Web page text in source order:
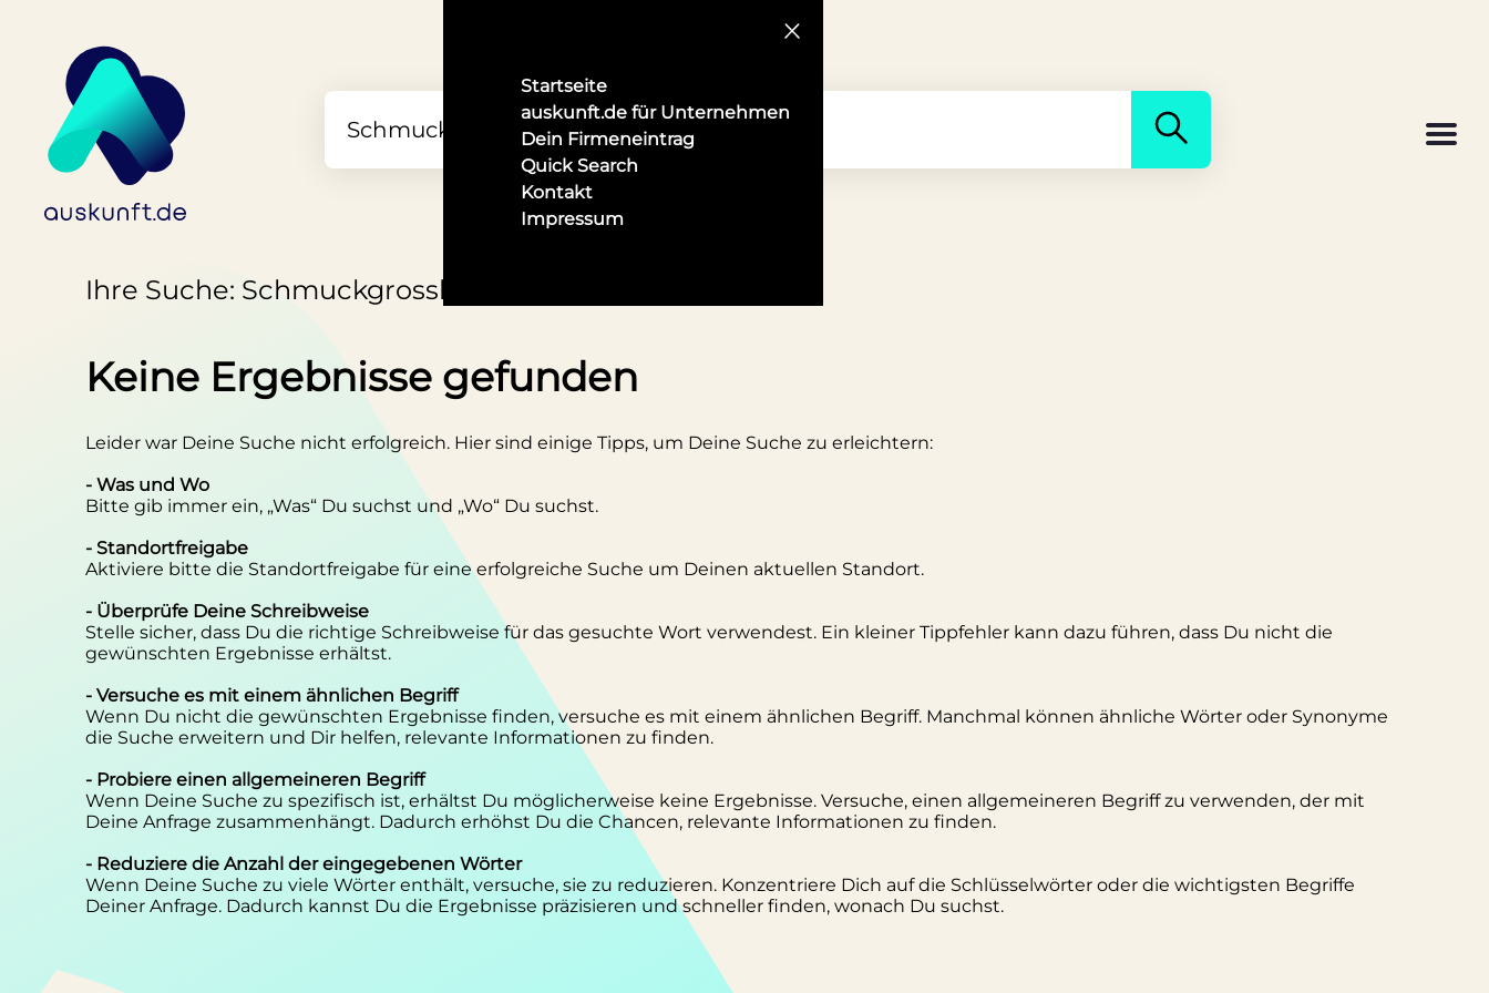
Startseite
auskunft.de für Unternehmen
Dein Firmeneintrag
Quick Search
Kontakt
Impressum
Ihre Suche: Schmuckgrosshandel in Ludwigshafen
Keine Ergebnisse gefunden
Leider war Deine Suche nicht erfolgreich. Hier sind einige Tipps, um Deine Suche zu erleichtern:
- Was und Wo
Bitte gib immer ein, „Was“ Du suchst und „Wo“ Du suchst.
- Standortfreigabe
Aktiviere bitte die Standortfreigabe für eine erfolgreiche Suche um Deinen aktuellen Standort.
- Überprüfe Deine Schreibweise
Stelle sicher, dass Du die richtige Schreibweise für das gesuchte Wort verwendest. Ein kleiner Tippfehler kann dazu führen, dass Du nicht die
gewünschten Ergebnisse erhältst.
- Versuche es mit einem ähnlichen Begriff
Wenn Du nicht die gewünschten Ergebnisse finden, versuche es mit einem ähnlichen Begriff. Manchmal können ähnliche Wörter oder Synonyme
die Suche erweitern und Dir helfen, relevante Informationen zu finden.
- Probiere einen allgemeineren Begriff
Wenn Deine Suche zu spezifisch ist, erhältst Du möglicherweise keine Ergebnisse. Versuche, einen allgemeineren Begriff zu verwenden, der mit
Deine Anfrage zusammenhängt. Dadurch erhöhst Du die Chancen, relevante Informationen zu finden.
- Reduziere die Anzahl der eingegebenen Wörter
Wenn Deine Suche zu viele Wörter enthält, versuche, sie zu reduzieren. Konzentriere Dich auf die Schlüsselwörter oder die wichtigsten Begriffe
Deiner Anfrage. Dadurch kannst Du die Ergebnisse präzisieren und schneller finden, wonach Du suchst.